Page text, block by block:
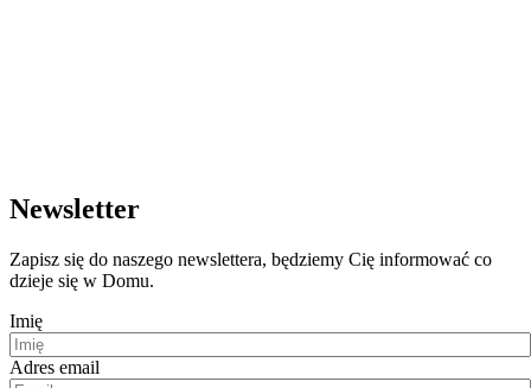
Newsletter
Zapisz się do naszego newslettera, będziemy Cię informować co
dzieje się w Domu.
Imię
Adres email